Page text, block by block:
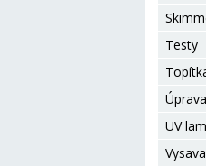
Testy
UV